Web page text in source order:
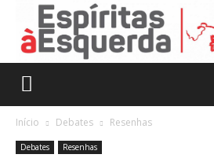
Início Debates Resenhas
Debates Resenhas